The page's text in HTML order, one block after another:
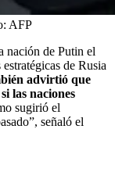
AFP
nación de Putin el
de Rusia
advirtió que
las naciones
sugirió el
señaló el